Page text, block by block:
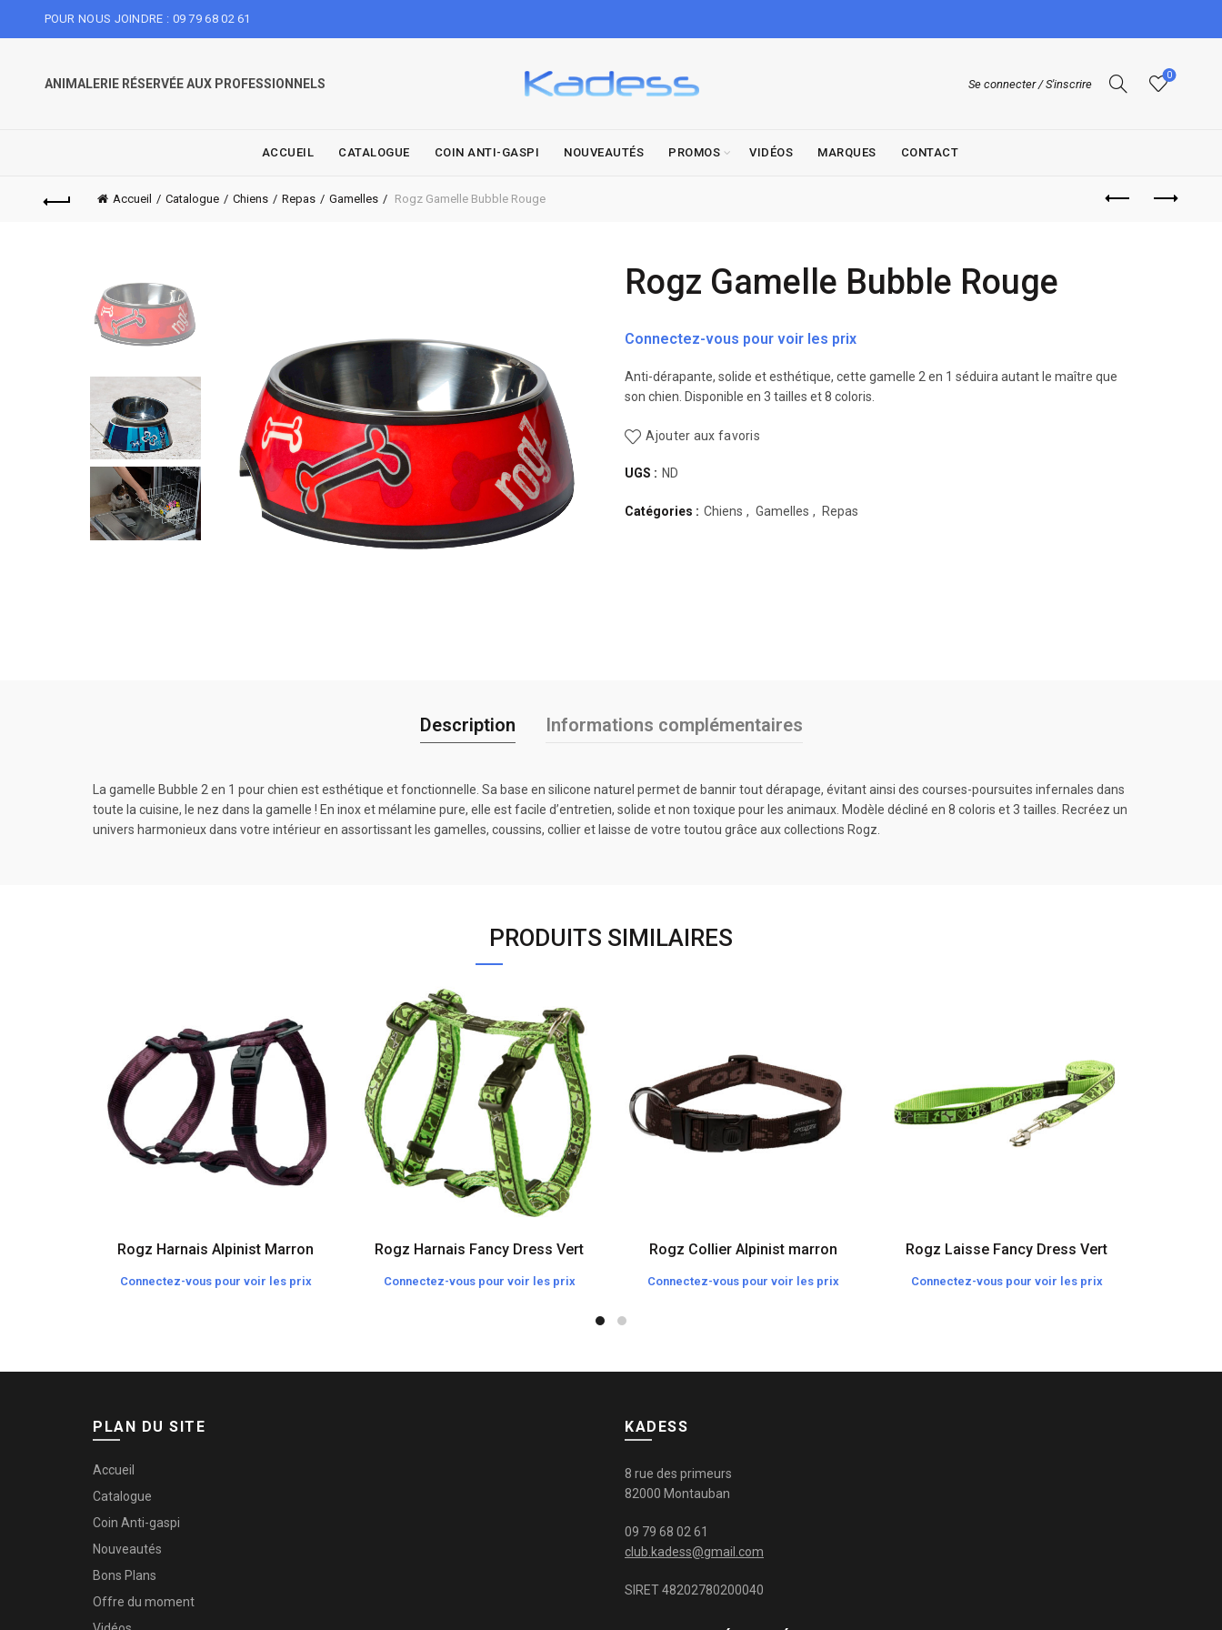
POUR NOUS JOINDRE : 09 79 68 02 61
ANIMALERIE RÉSERVÉE AUX PROFESSIONNELS Se connecter / S'inscrire
0
ACCUEIL CATALOGUE COIN ANTI-GASPI NOUVEAUTÉS PROMOS VIDÉOS MARQUES CONTACT
Accueil Catalogue Chiens Repas Gamelles Rogz Gamelle Bubble Rouge
Rogz Gamelle Bubble Rouge
Connectez-vous pour voir les prix
Anti-dérapante, solide et esthétique, cette gamelle 2 en 1 séduira autant le maître que
son chien. Disponible en 3 tailles et 8 coloris.
Ajouter aux favoris
UGS : ND
Catégories : Chiens , Gamelles , Repas
Description Informations complémentaires
La gamelle Bubble 2 en 1 pour chien est esthétique et fonctionnelle. Sa base en silicone naturel permet de bannir tout dérapage, évitant ainsi des courses-poursuites infernales dans
toute la cuisine, le nez dans la gamelle ! En inox et mélamine pure, elle est facile d’entretien, solide et non toxique pour les animaux. Modèle décliné en 8 coloris et 3 tailles. Recréez un
univers harmonieux dans votre intérieur en assortissant les gamelles, coussins, collier et laisse de votre toutou grâce aux collections Rogz.
PRODUITS SIMILAIRES
Rogz Harnais Alpinist Marron
Connectez-vous pour voir les prix
Rogz Harnais Fancy Dress Vert
Connectez-vous pour voir les prix
Rogz Collier Alpinist marron
Connectez-vous pour voir les prix
Rogz Laisse Fancy Dress Vert
Connectez-vous pour voir les prix
PLAN DU SITE
Accueil
Catalogue
Coin Anti-gaspi
Nouveautés
Bons Plans
Offre du moment
KADESS
8 rue des primeurs
82000 Montauban
09 79 68 02 61
club.kadess@gmail.com
SIRET 48202780200040